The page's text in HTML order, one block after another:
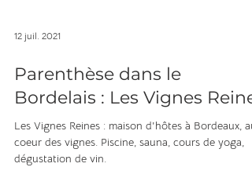
12 juil. 2021
Parenthèse dans le
Bordelais : Les Vignes
Les Vignes Reines : maison d'hôtes à Bordeaux, au